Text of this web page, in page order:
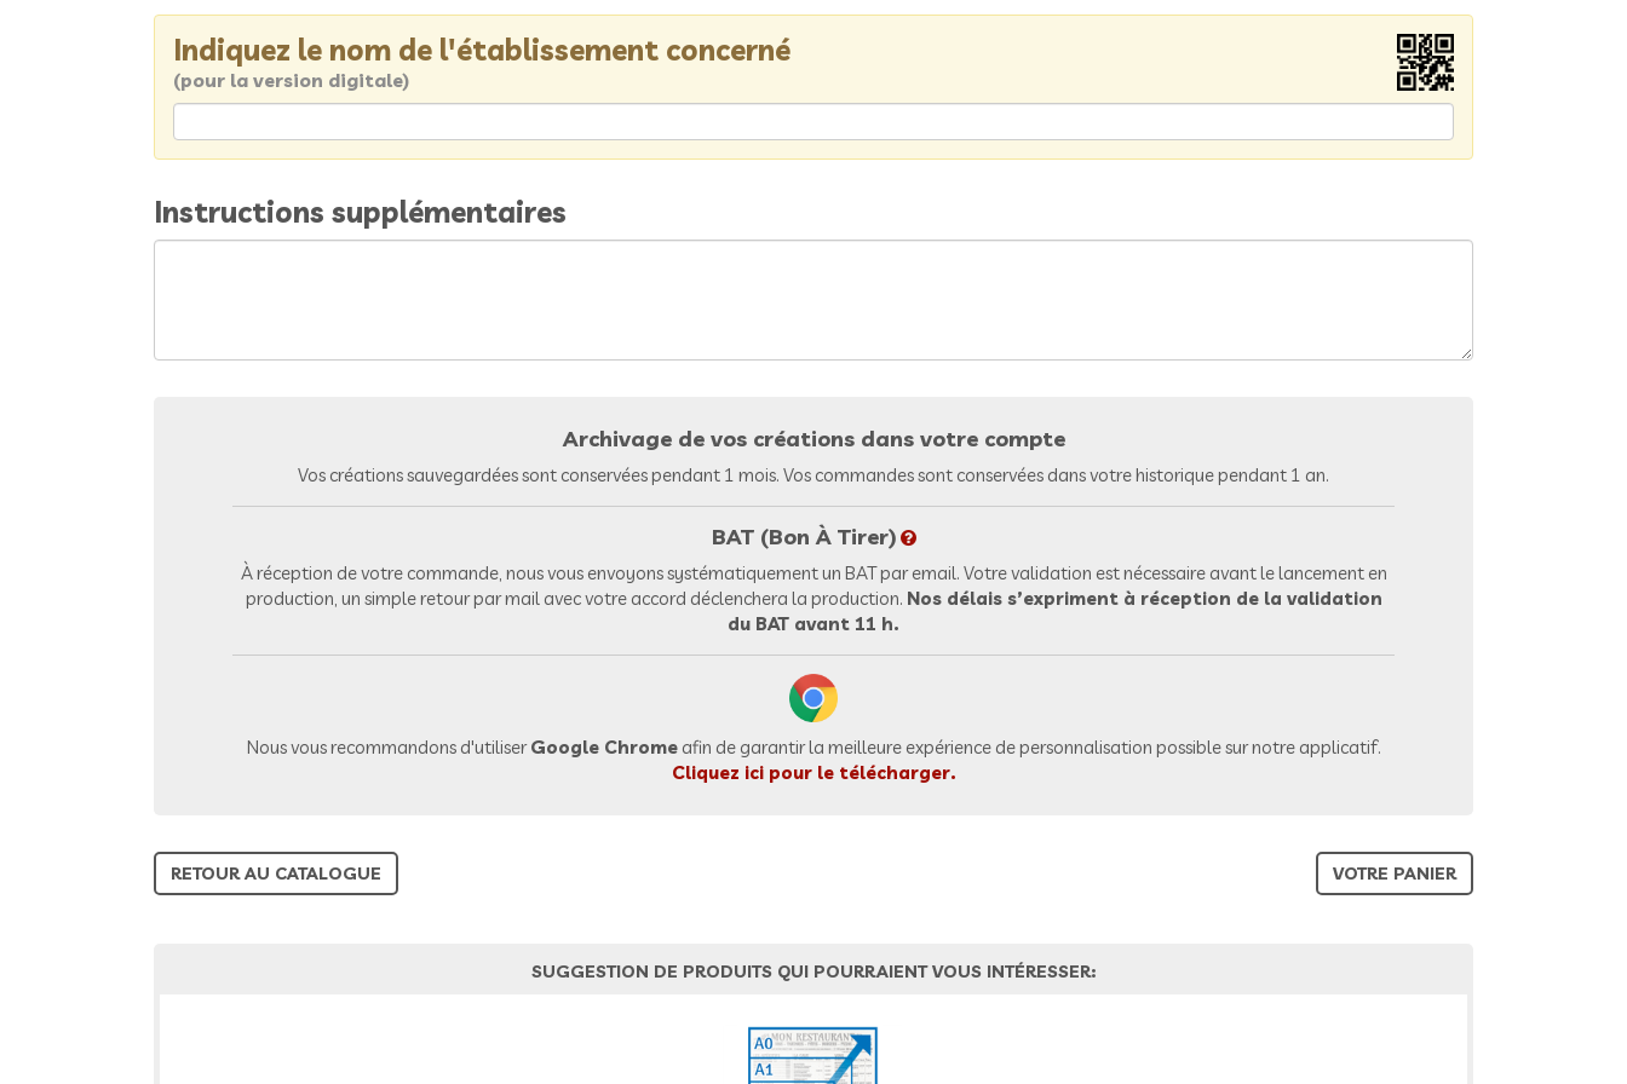
Indiquez le nom de l'établissement concerné
(pour la version digitale)
Instructions supplémentaires
Archivage de vos créations dans votre compte
Vos créations sauvegardées sont conservées pendant 1 mois. Vos commandes sont conservées dans votre historique pendant 1 an.
BAT (Bon À Tirer)
À réception de votre commande, nous vous envoyons systématiquement un BAT par email. Votre validation est nécessaire avant le lancement en
production, un simple retour par mail avec votre accord déclenchera la production. Nos délais s’expriment à réception de la validation
du BAT avant 11 h.
Nous vous recommandons d'utiliserGoogle Chromeafin de garantir la meilleure expérience de personnalisation possible sur notre applicatif.
Cliquez ici pour le télécharger.
RETOUR AU CATALOGUE VOTRE PANIER
SUGGESTION DE PRODUITS QUI POURRAIENT VOUS INTÉRESSER: